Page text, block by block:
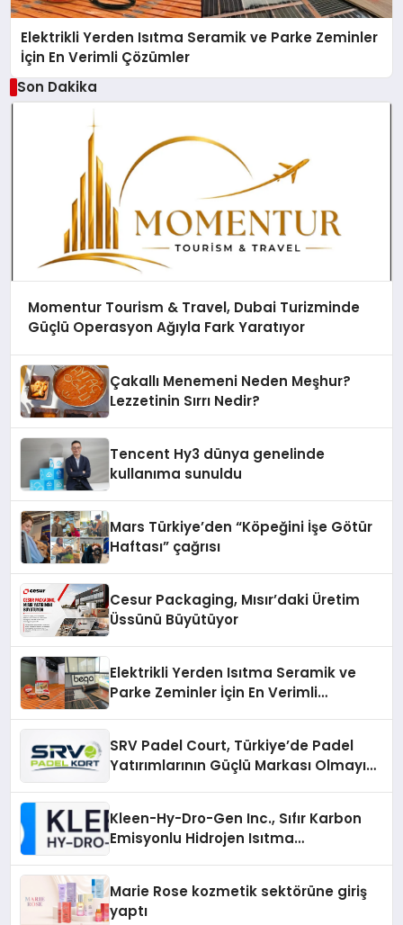
Elektrikli Yerden Isıtma Seramik ve Parke Zeminler
İçin En Verimli Çözümler
Son Dakika
Momentur Tourism & Travel, Dubai Turizminde
Güçlü Operasyon Ağıyla Fark Yaratıyor
Çakallı Menemeni Neden Meşhur?
Lezzetinin Sırrı Nedir?
Tencent Hy3 dünya genelinde
kullanıma sunuldu
Mars Türkiye’den “Köpeğini İşe Götür
Haftası” çağrısı
Cesur Packaging, Mısır’daki Üretim
Üssünü Büyütüyor
Elektrikli Yerden Isıtma Seramik ve
Parke Zeminler İçin En Verimli
SRV Padel Court, Türkiye’de Padel
Yatırımlarının Güçlü Markası Olmayı
Kleen-Hy-Dro-Gen Inc., Sıfır Karbon
Emisyonlu Hidrojen Isıtma
Marie Rose kozmetik sektörüne giriş
yaptı